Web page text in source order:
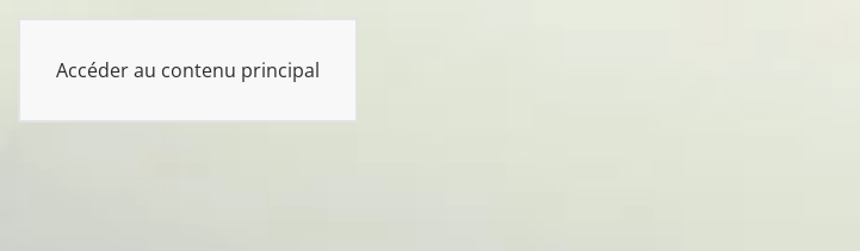
Accéder au contenu principal